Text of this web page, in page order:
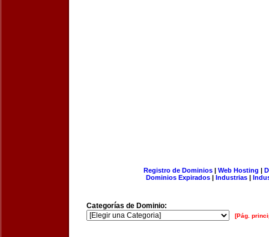
Registro de Dominios| Web Hosting |
Dominios Expirados | Industrias |
Categorías de Dominio:
[Pág.